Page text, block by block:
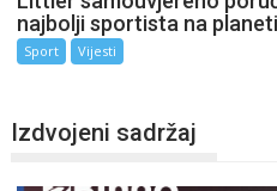
najbolji sportista na
Sport Vijesti
Izdvojeni sadržaj